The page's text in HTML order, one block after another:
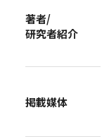
著者/
研究者紹介
掲載媒体